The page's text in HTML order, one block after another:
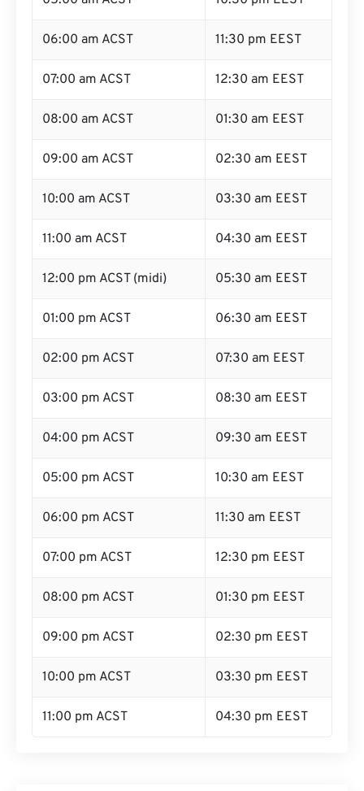
06:00 am ACST 11:30 pm EEST
07:00 am ACST 12:30 am EEST
08:00 am ACST 01:30 am EEST
09:00 am ACST 02:30 am EEST
10:00 am ACST 03:30 am EEST
11:00 am ACST 04:30 am EEST
12:00 pm ACST (midi) 05:30 am EEST
01:00 pm ACST 06:30 am EEST
02:00 pm ACST 07:30 am EEST
03:00 pm ACST 08:30 am EEST
04:00 pm ACST 09:30 am EEST
05:00 pm ACST 10:30 am EEST
06:00 pm ACST 11:30 am EEST
07:00 pm ACST 12:30 pm EEST
08:00 pm ACST 01:30 pm EEST
09:00 pm ACST 02:30 pm EEST
10:00 pm ACST 03:30 pm EEST
11:00 pm ACST 04:30 pm EEST